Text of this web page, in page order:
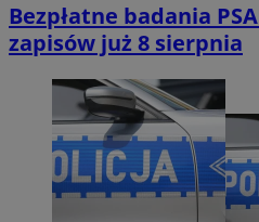
Bezpłatne badania
zapisów już 8 sierpnia